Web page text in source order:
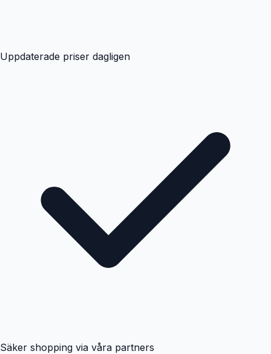
Uppdaterade priser dagligen
Säker shopping via våra partners